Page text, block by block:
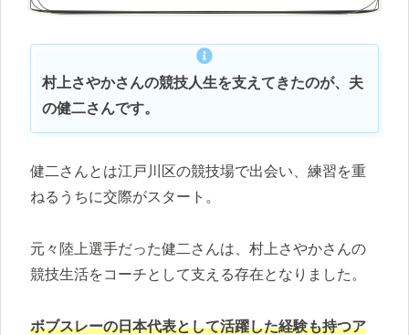
村上さやかさんの競技人生を支えてきたのが、夫
の健二さんです。
健二さんとは江戸川区の競技場で出会い、練習を重
ねるうちに交際がスタート。
元々陸上選手だった健二さんは、村上さやかさんの
競技生活をコーチとして支える存在となりました。
ボブスレーの日本代表として活躍した経験も持つア